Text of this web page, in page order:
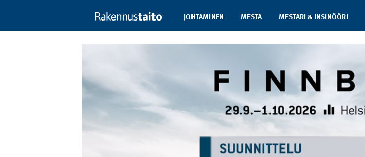
JOHTAMINEN MESTA MESTARI & INSINÖÖRI